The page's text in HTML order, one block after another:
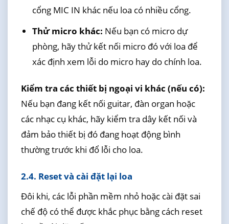
cổng MIC IN khác nếu loa có nhiều cổng.
Thử micro khác: Nếu bạn có micro dự
phòng, hãy thử kết nối micro đó với loa để
xác định xem lỗi do micro hay do chính loa.
Kiểm tra các thiết bị ngoại vi khác (nếu có):
Nếu bạn đang kết nối guitar, đàn organ hoặc
các nhạc cụ khác, hãy kiểm tra dây kết nối và
đảm bảo thiết bị đó đang hoạt động bình
thường trước khi đổ lỗi cho loa.
2.4. Reset và cài đặt lại loa
Đôi khi, các lỗi phần mềm nhỏ hoặc cài đặt sai
chế độ có thể được khắc phục bằng cách reset